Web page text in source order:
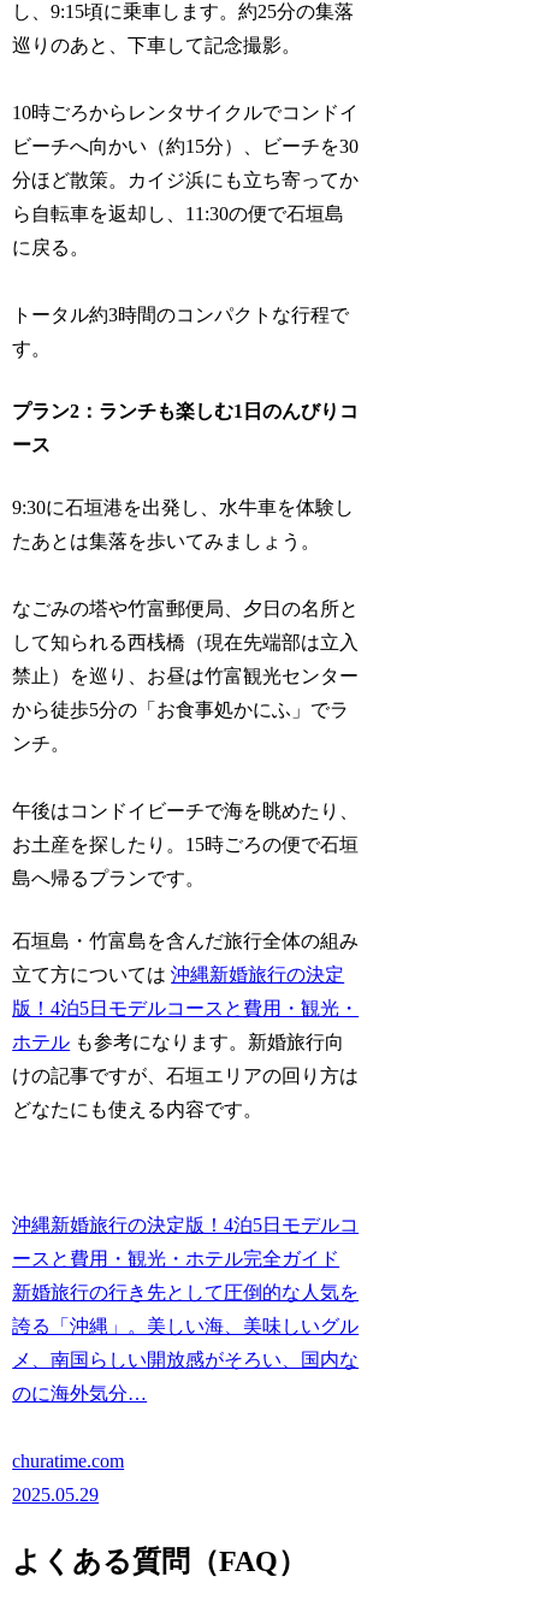
し、9:15頃に乗車します。約25分の集落
巡りのあと、下車して記念撮影。
10時ごろからレンタサイクルでコンドイ
ビーチへ向かい（約15分）、ビーチを30
分ほど散策。カイジ浜にも立ち寄ってか
ら自転車を返却し、11:30の便で石垣島
に戻る。
トータル約3時間のコンパクトな行程で
す。
プラン2：ランチも楽しむ1日のんびりコ
ース
9:30に石垣港を出発し、水牛車を体験し
たあとは集落を歩いてみましょう。
なごみの塔や竹富郵便局、夕日の名所と
して知られる西桟橋（現在先端部は立入
禁止）を巡り、お昼は竹富観光センター
から徒歩5分の「お食事処かにふ」でラ
ンチ。
午後はコンドイビーチで海を眺めたり、
お土産を探したり。15時ごろの便で石垣
島へ帰るプランです。
石垣島・竹富島を含んだ旅行全体の組み
立て方については沖縄新婚旅行の決定
版！4泊5日モデルコースと費用・観光・
ホテル も参考になります。新婚旅行向
けの記事ですが、石垣エリアの回り方は
どなたにも使える内容です。
沖縄新婚旅行の決定版！4泊5日モデルコ
ースと費用・観光・ホテル完全ガイド
新婚旅行の行き先として圧倒的な人気を
誇る「沖縄」。美しい海、美味しいグル
メ、南国らしい開放感がそろい、国内な
のに海外気分…
churatime.com
2025.05.29
よくある質問（FAQ）